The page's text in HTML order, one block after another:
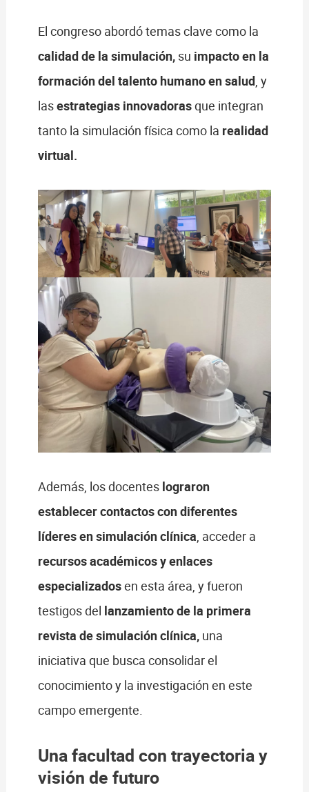
El congreso abordó temas clave como la
calidad de la simulación,su impacto en la
formación del talento humano en salud, y
lasestrategias innovadorasque integran
tanto la simulación física como la realidad
virtual.
Además, los docentes lograron
establecer contactos con diferentes
líderes en simulación clínica, acceder a
recursos académicos y enlaces
especializadosen esta área, y fueron
testigos del lanzamiento de la primera
revista de simulación clínica, una
iniciativa que busca consolidar el
conocimiento y la investigación en este
campo emergente.
Una facultad con trayectoria y
visión de futuro